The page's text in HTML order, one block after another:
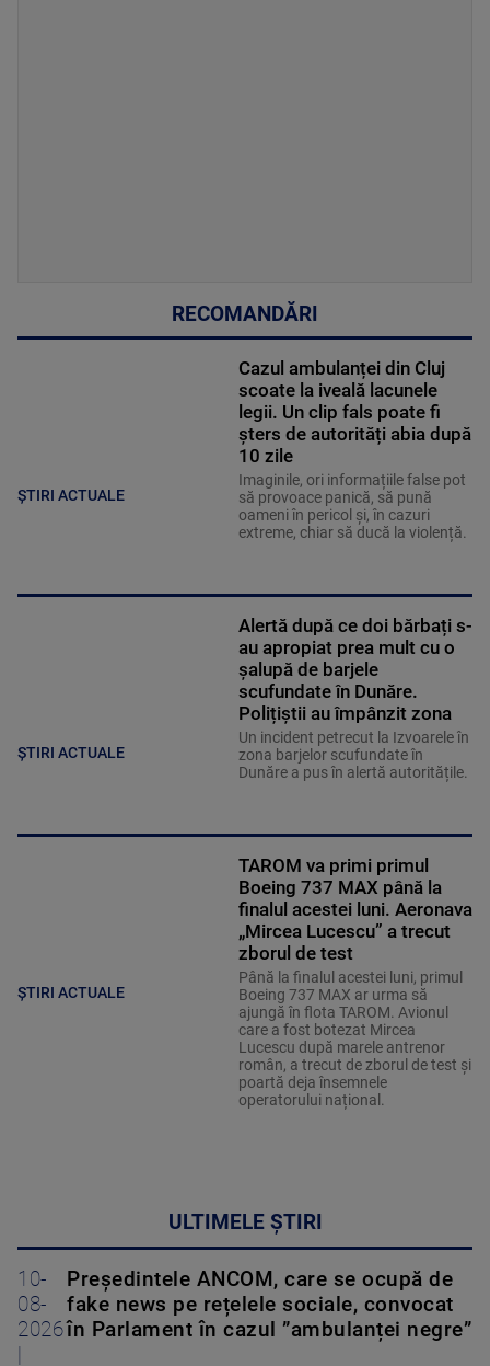
RECOMANDĂRI
ȘTIRI ACTUALE
Cazul ambulanței din Cluj
scoate la iveală lacunele
legii. Un clip fals poate fi
șters de autorități abia după
10 zile
Imaginile, ori informațiile false pot
să provoace panică, să pună
oameni în pericol și, în cazuri
extreme, chiar să ducă la violență.
ȘTIRI ACTUALE
Alertă după ce doi bărbați s-
au apropiat prea mult cu o
șalupă de barjele
scufundate în Dunăre.
Polițiștii au împânzit zona
Un incident petrecut la Izvoarele în
zona barjelor scufundate în
Dunăre a pus în alertă autoritățile.
ȘTIRI ACTUALE
TAROM va primi primul
Boeing 737 MAX până la
finalul acestei luni. Aeronava
„Mircea Lucescu” a trecut
zborul de test
Până la finalul acestei luni, primul
Boeing 737 MAX ar urma să
ajungă în flota TAROM. Avionul
care a fost botezat Mircea
Lucescu după marele antrenor
român, a trecut de zborul de test și
poartă deja însemnele
operatorului național.
ULTIMELE ȘTIRI
10-
08-
2026
Președintele ANCOM, care se ocupă de
fake news pe rețelele sociale, convocat
în Parlament în cazul ”ambulanței negre”